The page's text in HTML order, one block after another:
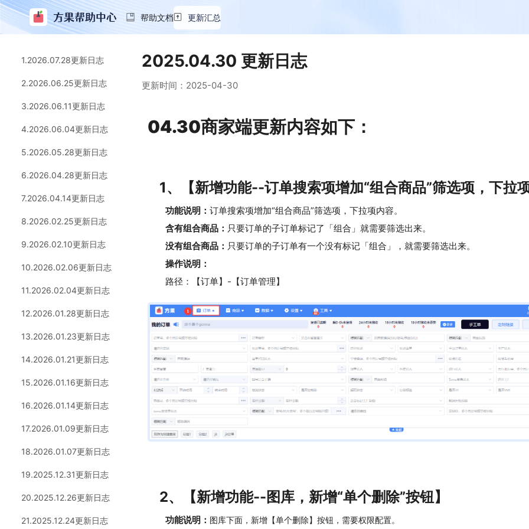
帮助文档 更新汇总
1.2026.07.28更新日志
2.2026.06.25更新日志
3.2026.06.11更新日志
4.2026.06.04更新日志
5.2026.05.28更新日志
6.2026.04.28更新日志
7.2026.04.14更新日志
8.2026.02.25更新日志
9.2026.02.10更新日志
10.2026.02.06更新日志
11.2026.02.04更新日志
12.2026.01.28更新日志
13.2026.01.23更新日志
14.2026.01.21更新日志
15.2026.01.16更新日志
16.2026.01.14更新日志
17.2026.01.09更新日志
18.2026.01.07更新日志
19.2025.12.31更新日志
20.2025.12.26更新日志
21.2025.12.24更新日志
2025.04.30 更新日志
更新时间： 2025-04-30
04.30商家端更新内容如下：
1、【新增功能--订单搜索项增加“组合商品”筛选项，下拉
功能说明： 订单搜索项增加“组合商品”筛选项，下拉项内容。
含有组合商品： 只要订单的子订单标记了「组合」就需要筛选出来。
没有组合商品： 只要订单的子订单有一个没有标记「组合」，就需要筛选出来。
操作说明：
路径：【订单】-【订单管理】
2、【新增功能--图库，新增“单个删除”按钮】
功能说明： 图库下面，新增【单个删除】按钮，需要权限配置。